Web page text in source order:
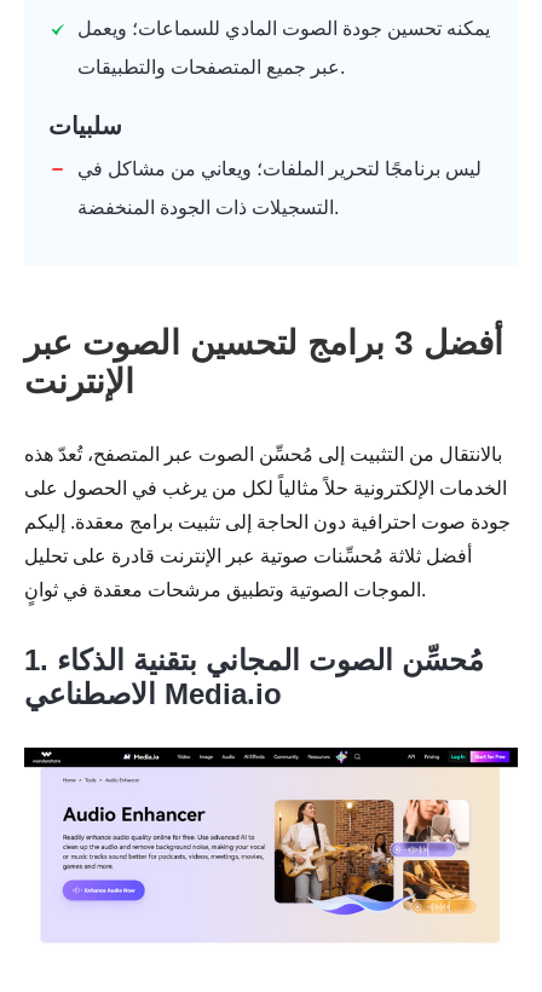
الخطوة 2.
يمكنه تحسين جودة الصوت المادي للسماعات؛ ويعمل
عبر جميع المتصفحات والتطبيقات.
سلبيات
ليس برنامجًا لتحرير الملفات؛ ويعاني من مشاكل في
التسجيلات ذات الجودة المنخفضة.
أفضل 3 برامج لتحسين الصوت عبر
الإنترنت
بالانتقال من التثبيت إلى مُحسِّن الصوت عبر المتصفح، تُعدّ هذه
الخدمات الإلكترونية حلاً مثالياً لكل من يرغب في الحصول على
جودة صوت احترافية دون الحاجة إلى تثبيت برامج معقدة. إليكم
أفضل ثلاثة مُحسِّنات صوتية عبر الإنترنت قادرة على تحليل
الموجات الصوتية وتطبيق مرشحات معقدة في ثوانٍ.
1. مُحسِّن الصوت المجاني بتقنية الذكاء
الاصطناعي Media.io